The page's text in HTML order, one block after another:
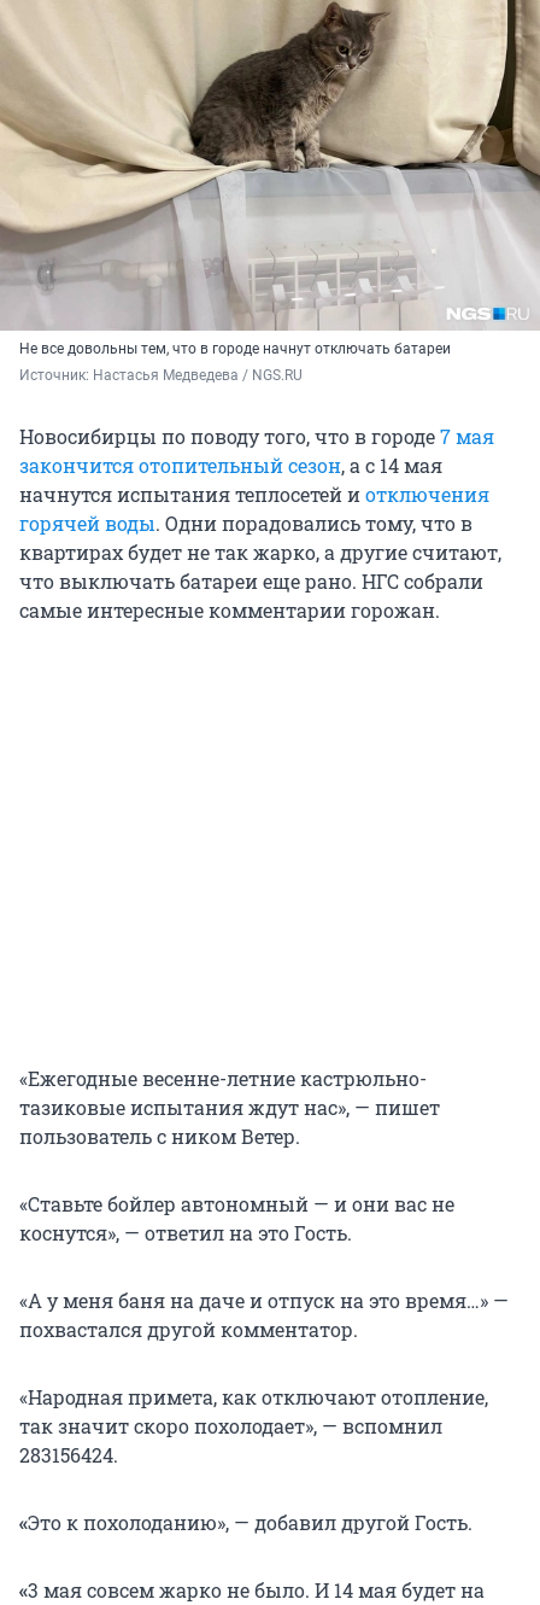
Не все довольны тем, что в городе начнут отключать батареи
Источник: Настасья Медведева / NGS.RU
Новосибирцы по поводу того, что в городе7 мая
закончится отопительный сезон, а с 14 мая
начнутся испытания теплосетей иотключения
горячей воды. Одни порадовались тому, что в
квартирах будет не так жарко, а другие считают,
что выключать батареи еще рано. НГС собрали
самые интересные комментарии горожан.
«Ежегодные весенне-летние кастрюльно-
тазиковые испытания ждут нас», — пишет
пользователь с ником Ветер.
«Ставьте бойлер автономный — и они вас не
коснутся», — ответил на это Гость.
«А у меня баня на даче и отпуск на это время…» —
похвастался другой комментатор.
«Народная примета, как отключают отопление,
так значит скоро похолодает», — вспомнил
283156424.
«Это к похолоданию», — добавил другой Гость.
«3 мая совсем жарко не было. И 14 мая будет на